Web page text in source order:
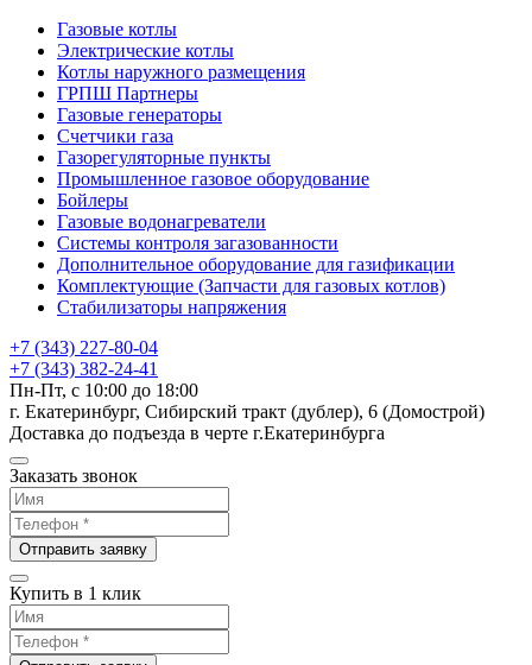
Газовые котлы
Электрические котлы
Котлы наружного размещения
ГРПШ Партнеры
Газовые генераторы
Счетчики газа
Газорегуляторные пункты
Промышленное газовое оборудование
Бойлеры
Газовые водонагреватели
Системы контроля загазованности
Дополнительное оборудование для газификации
Комплектующие (Запчасти для газовых котлов)
Стабилизаторы напряжения
+7 (343) 227-80-04
+7 (343) 382-24-41
Пн-Пт, с 10:00 до 18:00
г. Екатеринбург, Сибирский тракт (дублер), 6 (Домострой)
Доставка до подъезда в черте г.Екатеринбурга
Заказать звонок
Отправить заявку
Купить в 1 клик